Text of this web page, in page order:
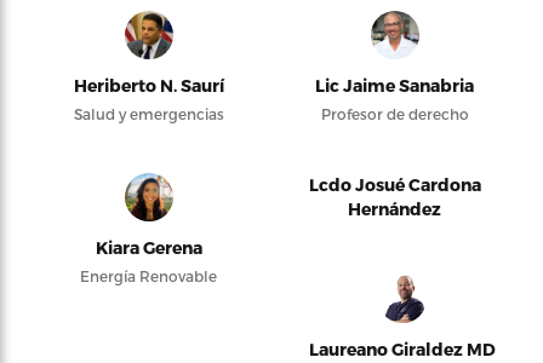
Heriberto N. Saurí
Salud y emergencias
Lic Jaime Sanabria
Profesor de derecho
Kiara Gerena
Energía Renovable
Lcdo Josué Cardona
Hernández
Laureano Giraldez MD